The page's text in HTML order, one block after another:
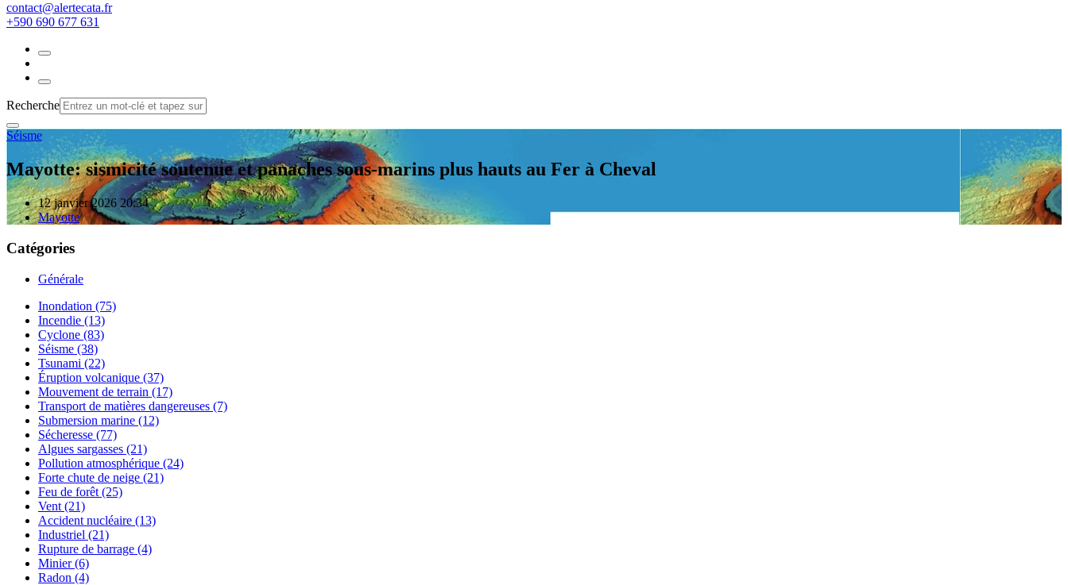
rf.atacetrela@tcatnoc
+590 690 677 631
Recherche
Séisme
Mayotte: sismicité soutenue et panaches sous-marins plus hauts au Fer à Cheval
12 janvier 2026 20:34
Mayotte
Catégories
Générale
Inondation (75)
Incendie (13)
Cyclone (83)
Séisme (38)
Tsunami (22)
Éruption volcanique (37)
Mouvement de terrain (17)
Transport de matières dangereuses (7)
Submersion marine (12)
Sécheresse (77)
Algues sargasses (21)
Pollution atmosphérique (24)
Forte chute de neige (21)
Feu de forêt (25)
Vent (21)
Accident nucléaire (13)
Industriel (21)
Rupture de barrage (4)
Minier (6)
Radon (4)